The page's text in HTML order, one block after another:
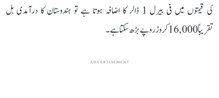
کی قیمتوں میں فی بیرل 1 ڈالر کا اضافہ ہوتا ہے تو ہندوستان کا درآمدی بل
تقریباً 16,000 کروڑ روپے بڑھ سکتا ہے۔
ADVERTISEMENT